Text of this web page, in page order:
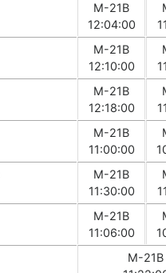
M-21B
12:04:00
M-21B
12:10:00
M-21B
12:18:00
M-21B
11:00:00
M-21B
11:30:00
M-21B
11:06:00
M-21B